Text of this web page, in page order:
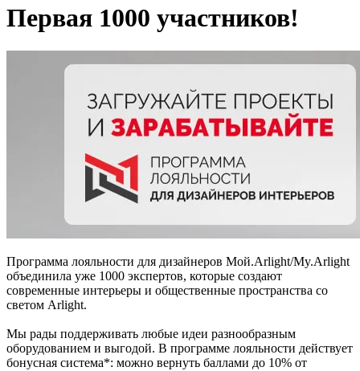
Первая 1000 участников!
Программа лояльности для дизайнеров Мой.Arlight/My.Arlight
объединила уже 1000 экспертов, которые создают
современные интерьеры и общественные пространства со
светом Arlight.
Мы рады поддерживать любые идеи разнообразным
оборудованием и выгодой. В программе лояльности действует
бонусная система*: можно вернуть баллами до 10% от